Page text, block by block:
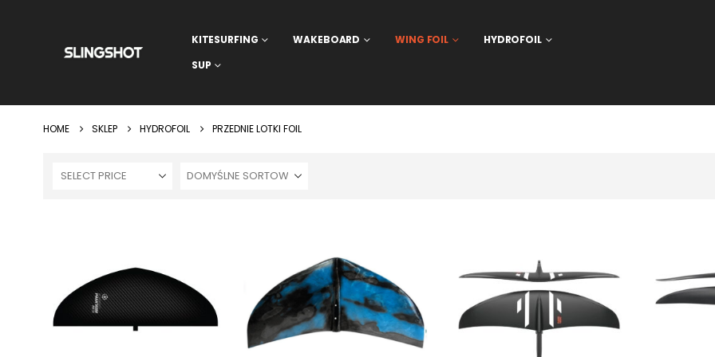
KITESURFING WAKEBOARD WING FOIL
HYDROFOIL
SUP
HOME SKLEP HYDROFOIL PRZEDNIE LOTKI FOIL
SELECT PRICE